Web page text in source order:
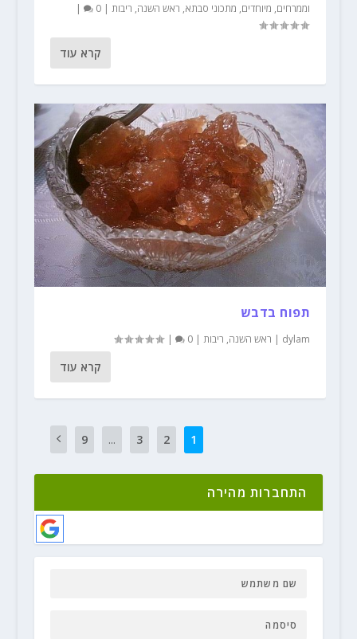
וממרחים, מיוחדים, מתכוני סבתא, ראש השנה, ריבות|
0
|
קרא עוד
תפוח בדבש
dylam
| ראש השנה, ריבות|
0
|
קרא עוד
1
2
3
...
9
התחברות מהירה